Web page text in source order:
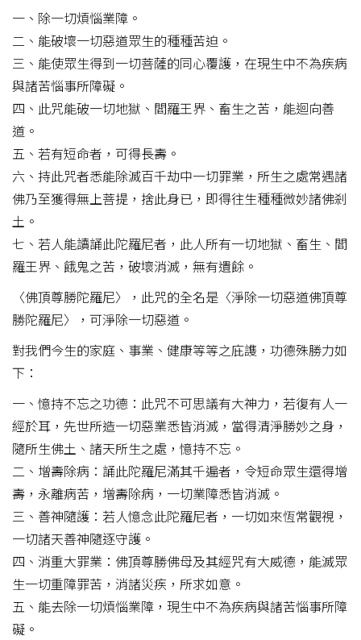
一、除一切煩惱業障。
二、能破壞一切惡道眾生的種種苦迫。
三、能使眾生得到一切菩薩的同心覆護，在現生中不為疾病
與諸苦惱事所障礙。
四、此咒能破一切地獄、閻羅王界、畜生之苦，能迴向善
道。
五、若有短命者，可得長壽。
六、持此咒者悉能除滅百千劫中一切罪業，所生之處常遇諸
佛乃至獲得無上菩提，捨此身已，即得往生種種微妙諸佛剎
土。
七、若人能讀誦此陀羅尼者，此人所有一切地獄、畜生、閻
羅王界、餓鬼之苦，破壞消滅，無有遺餘。
〈佛頂尊勝陀羅尼〉，此咒的全名是〈淨除一切惡道佛頂尊
勝陀羅尼〉，可淨除一切惡道。
對我們今生的家庭、事業、健康等等之庇謢，功德殊勝力如
下：
一、憶持不忘之功德：此咒不可思議有大神力，若復有人一
經於耳，先世所造一切惡業悉皆消滅，當得清淨勝妙之身，
隨所生佛土、諸天所生之處，憶持不忘。
二、增壽除病：誦此陀羅尼滿其千遍者，令短命眾生還得增
壽，永離病苦，增壽除病，一切業障悉皆消滅。
三、善神隨護：若人憶念此陀羅尼者，一切如來恆常觀視，
一切諸天善神隨逐守護。
四、消重大罪業：佛頂尊勝佛母及其經咒有大威德，能滅眾
生一切重障罪苦，消諸災疾，所求如意。
五、能去除一切煩惱業障，現生中不為疾病與諸苦惱事所障
礙。